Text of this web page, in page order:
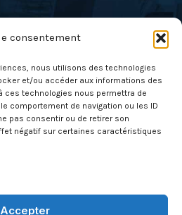
consentement
nous utilisons des technologies
et/ou accéder aux informations des
ces technologies nous permettra de
comportement de navigation ou les ID
pas consentir ou de retirer son
négatif sur certaines caractéristiques
Accepter
o
e